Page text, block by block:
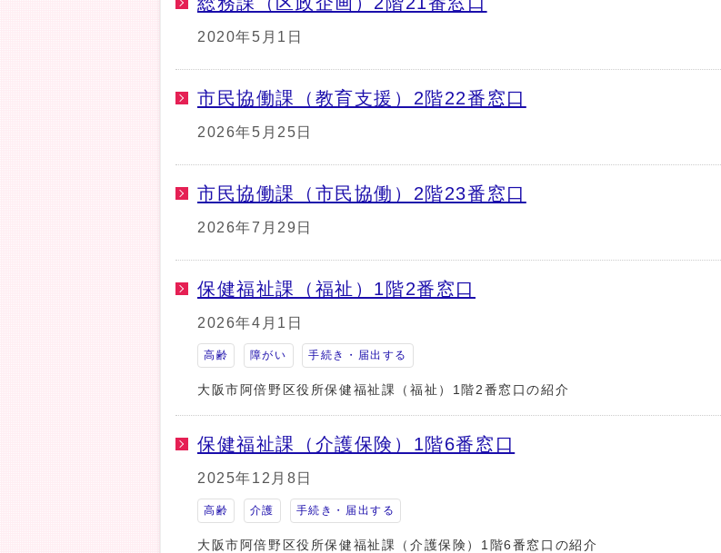
2020年5月1日
市民協働課（教育支援）2階22番窓口
2026年5月25日
市民協働課（市民協働）2階23番窓口
2026年7月29日
保健福祉課（福祉）1階2番窓口
2026年4月1日
高齢 障がい 手続き・届出する
大阪市阿倍野区役所保健福祉課（福祉）1階2番窓口の紹介
保健福祉課（介護保険）1階6番窓口
2025年12月8日
高齢 介護 手続き・届出する
大阪市阿倍野区役所保健福祉課（介護保険）1階6番窓口の紹介